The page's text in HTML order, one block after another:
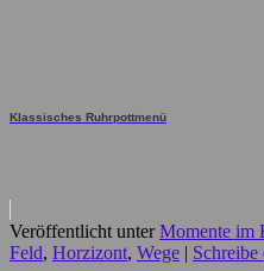
Klassisches Ruhrpottmenü
Veröffentlicht unter Momente im
Feld, Horzizont, Wege |